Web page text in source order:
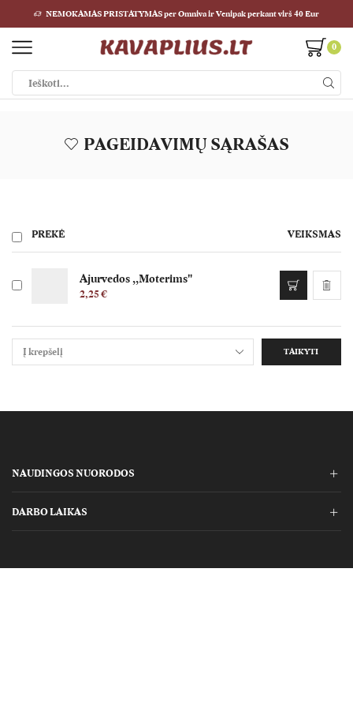
NEMOKAMAS PRISTATYMAS per Omniva ir Venipak perkant virš 40 Eur
0
PAGEIDAVIMŲ SĄRAŠAS
PREKĖ VEIKSMAS
Ajurvedos ,,Moterims"
2,25€
TAIKYTI
NAUDINGOS NUORODOS
DARBO LAIKAS